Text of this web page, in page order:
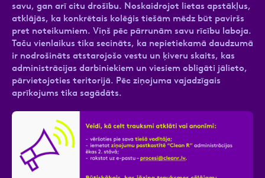
savu, gan arī citu drošību. Noskaidrojot lietas apstākļus,
atklājās, ka konkrētais kolēģis tiešām mēdz būt paviršs
pret noteikumiem. Viņš pēc pārrunām savu rīcību laboja.
Taču vienlaikus tika secināts, ka nepietiekamā daudzumā
ir nodrošināts atstarojošo vestu un ķiveru skaits, kas
administrācijas darbiniekiem un viesiem obligāti jālieto,
pārvietojoties teritorijā. Pēc ziņojuma vajadzīgais
aprīkojums tika sagādāts.